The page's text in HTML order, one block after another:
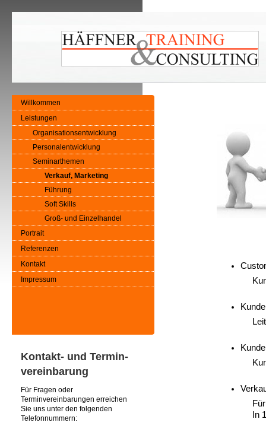
In
Willkommen
Leistungen
Organisationsentwicklung
Personalentwicklung
Seminarthemen
Verkauf, Marketing
Führung
Soft Skills
Groß- und Einzelhandel
Portrait
Referenzen
Kontakt
Impressum
Kontakt- und Termin-
vereinbarung
Für Fragen oder
Terminvereinbarungen erreichen
Sie uns unter den folgenden
Telefonnummern: